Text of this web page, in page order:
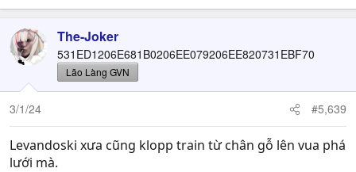
The-Joker
531ED1206E681B0206EE079206EE820731EBF70
Lão Làng GVN
3/1/24 #5,639
Levandoski xưa cũng klopp train từ chân gỗ lên vua phá
lưới mà.